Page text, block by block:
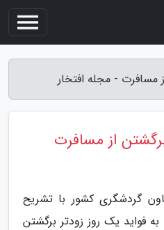
مسافرت - مجله افتخار
از مسافرت
گردشگری کشور با تشریح
فواید یک روز زودتر برگشتن